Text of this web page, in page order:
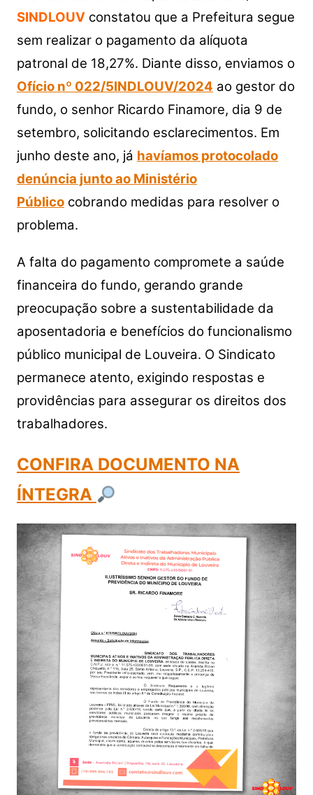
SINDLOUVconstatou que a Prefeitura segue
sem realizar o pagamento da alíquota
patronal de 18,27%. Diante disso, enviamos o
Ofício nº 022/5INDLOUV/2024 ao gestor do
fundo, o senhor Ricardo Finamore, dia 9 de
setembro, solicitando esclarecimentos. Em
junho deste ano, já havíamos protocolado
denúncia junto ao Ministério
Públicocobrando medidas para resolver o
problema.
A falta do pagamento compromete a saúde
financeira do fundo, gerando grande
preocupação sobre a sustentabilidade da
aposentadoria e benefícios do funcionalismo
público municipal de Louveira. O Sindicato
permanece atento, exigindo respostas e
providências para assegurar os direitos dos
trabalhadores.
CONFIRA DOCUMENTO NA
ÍNTEGRA